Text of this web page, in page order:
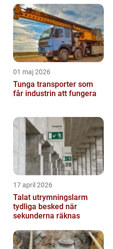
01 maj 2026
Tunga transporter som
får industrin att fungera
17 april 2026
Talat utrymningslarm
tydliga besked när
sekunderna räknas